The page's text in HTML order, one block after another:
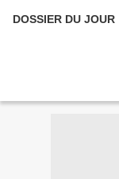
DOSSIER DU JOUR